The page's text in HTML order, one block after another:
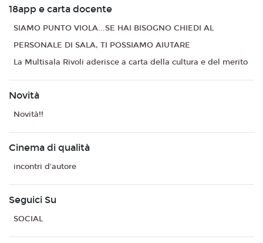
18app e carta docente
SIAMO PUNTO VIOLA...SE HAI BISOGNO CHIEDI AL
PERSONALE DI SALA, TI POSSIAMO AIUTARE
La Multisala Rivoli aderisce a carta della cultura e del merito
Novità
Novità!!
Cinema di qualità
incontri d'autore
Seguici Su
SOCIAL